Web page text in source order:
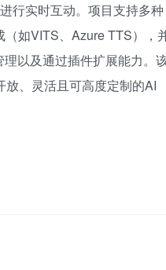
行实时互动。项目支持多种
如VITS、Azure TTS），
以及通过插件扩展能力。
、灵活且可高度定制的AI